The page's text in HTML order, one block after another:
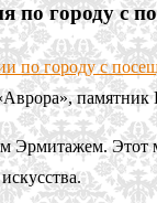
по городу с
по городу с
Эрмитажем.